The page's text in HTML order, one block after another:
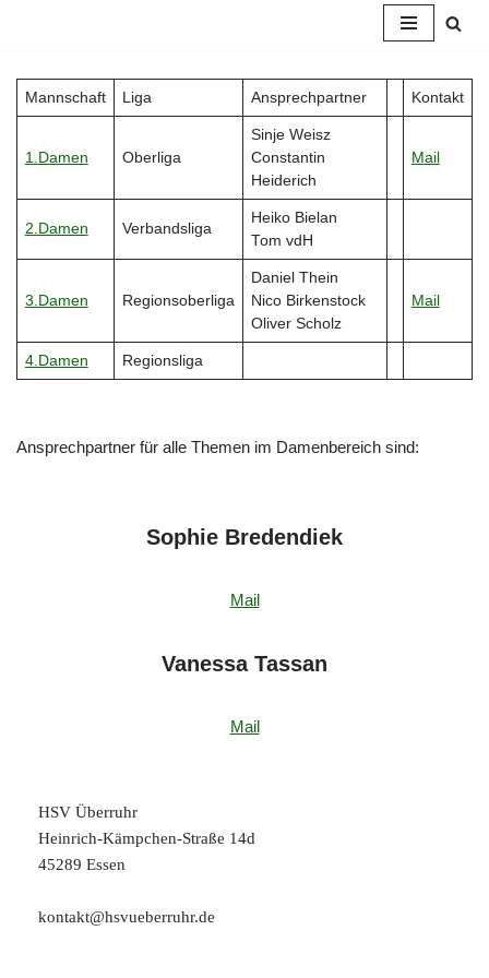
Inhalt
Mannschaft Liga Ansprechpartner Kontakt
1.Damen Oberliga
Sinje Weisz
Constantin
Heiderich
Mail
2.Damen Verbandsliga
Heiko Bielan
Tom vdH
3.Damen Regionsoberliga
Daniel Thein
Nico Birkenstock
Oliver Scholz
Mail
4.Damen Regionsliga
Ansprechpartner für alle Themen im Damenbereich sind:
Sophie Bredendiek
Mail
Vanessa Tassan
Mail
HSV Überruhr
Heinrich-Kämpchen-Straße 14d
45289 Essen
kontakt@hsvueberruhr.de